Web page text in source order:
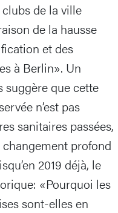
de la ville
de la hausse
et des
à Berlin». Un
suggère que cette
n’est pas
sanitaires passées,
profond
2019 déjà, le
«Pourquoi les
sont-elles en